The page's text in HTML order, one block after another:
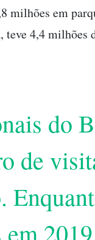
milhões em
4,4 milhões
do
de